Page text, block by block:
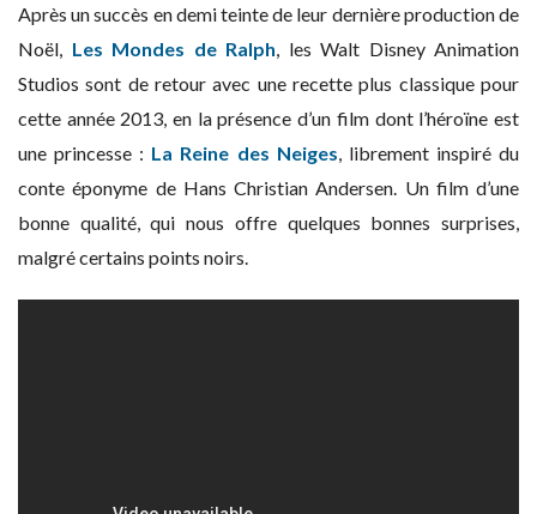
Après un succès en demi teinte de leur dernière production de
Noël, Les Mondes de Ralph , les Walt Disney Animation
Studios sont de retour avec une recette plus classique pour
cette année 2013, en la présence d’un film dont l’héroïne est
une princesse : La Reine des Neiges , librement inspiré du
conte éponyme de Hans Christian Andersen. Un film d’une
bonne qualité, qui nous offre quelques bonnes surprises,
malgré certains points noirs.